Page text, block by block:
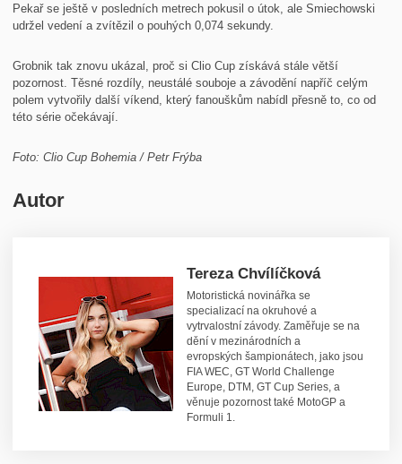
Pekař se ještě v posledních metrech pokusil o útok, ale Smiechowski
udržel vedení a zvítězil o pouhých 0,074 sekundy.
Grobnik tak znovu ukázal, proč si Clio Cup získává stále větší
pozornost. Těsné rozdíly, neustálé souboje a závodění napříč celým
polem vytvořily další víkend, který fanouškům nabídl přesně to, co od
této série očekávají.
Foto: Clio Cup Bohemia / Petr Frýba
Autor
Tereza Chvílíčková
Motoristická novinářka se
specializací na okruhové a
vytrvalostní závody. Zaměřuje se na
dění v mezinárodních a
evropských šampionátech, jako jsou
FIA WEC, GT World Challenge
Europe, DTM, GT Cup Series, a
věnuje pozornost také MotoGP a
Formuli 1.